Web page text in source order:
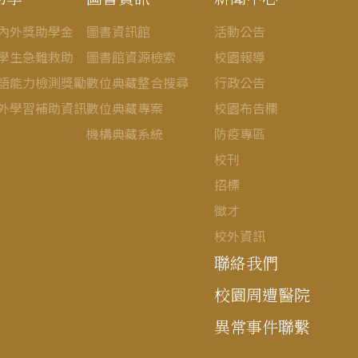
外獎助學金
生急難救助
能力檢測獎勵
學習補助資訊
圖書資訊館
圖書館資源檢索
數位典藏整合搜尋
數位典藏專案
機構典藏系統
活動公告
校園報導
行政公告
校園布告欄
防疫專區
校刊
招標
徵才
校外資訊
聯絡我們
校園周遭醫院
異常事件聯繫